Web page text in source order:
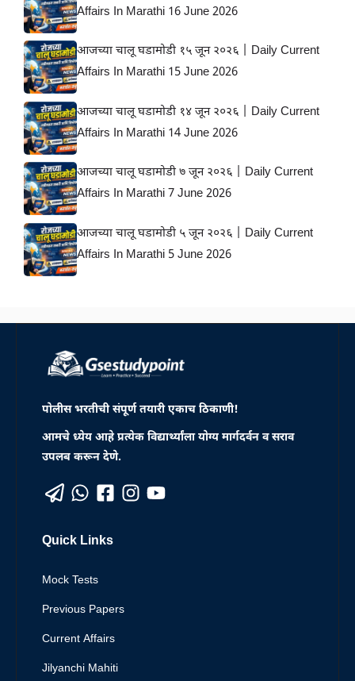
Affairs In Marathi 16 June 2026
आजच्या चालू घडामोडी १५ जून २०२६ | Daily Current
Affairs In Marathi 15 June 2026
आजच्या चालू घडामोडी १४ जून २०२६ | Daily Current
Affairs In Marathi 14 June 2026
आजच्या चालू घडामोडी ७ जून २०२६ | Daily Current
Affairs In Marathi 7 June 2026
आजच्या चालू घडामोडी ५ जून २०२६ | Daily Current
Affairs In Marathi 5 June 2026
पोलीस भरतीची संपूर्ण तयारी एकाच ठिकाणी!
आमचे ध्येय आहे प्रत्येक विद्यार्थ्यांला योग्य मार्गदर्वन व सराव
उपलब करून देणे.
Quick Links
Mock Tests
Previous Papers
Current Affairs
Jilyanchi Mahiti